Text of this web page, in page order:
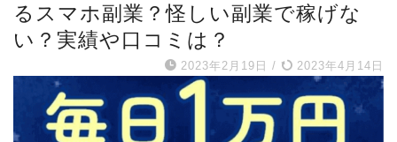
るスマホ副業？怪しい副業で稼げな
い？実績や口コミは？
2023年2月19日 / 2023年4月14日